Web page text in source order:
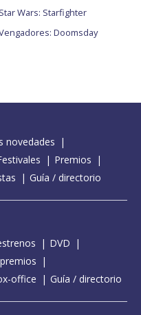
Star Wars: Starfighter
Doomsday
novedades
Premios
Guía / directorio
DVD
office Guía / directorio